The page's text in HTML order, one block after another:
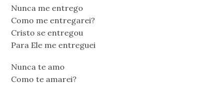
Nunca me entrego
Como me entregarei?
Cristo se entregou
Para Ele me entreguei
Nunca te amo
Como te amarei?